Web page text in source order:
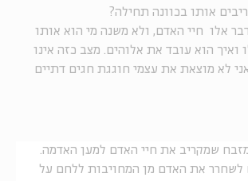
אותו בכוונה תחילה?
אלו חיי האדם, ולא משנה מי הוא אותו
ואיך הוא עובד את אלוהים. מצב כזה אינו
לא מוצאת את עצמי חוגגת חגים דתיים
שמקריב את חיי האדם למען האדמה.
לשחרר את האדם מן המחויבות ללחם על